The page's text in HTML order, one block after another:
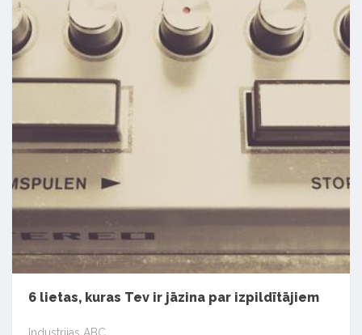
6 lietas, kuras Tev ir jāzina par izpildītājiem